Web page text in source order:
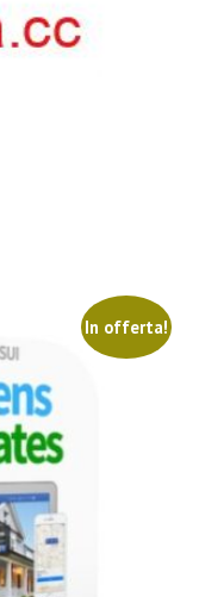
In offerta!